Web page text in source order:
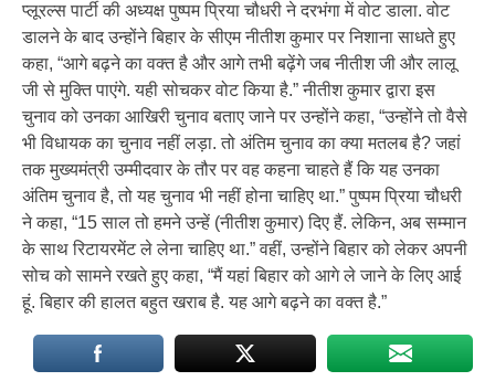
प्लूरल्स पार्टी की अध्यक्ष पुष्पम प्रिया चौधरी ने दरभंगा में वोट डाला. वोट
डालने के बाद उन्होंने बिहार के सीएम नीतीश कुमार पर निशाना साधते हुए
कहा, “आगे बढ़ने का वक्त है और आगे तभी बढ़ेंगे जब नीतीश जी और लालू
जी से मुक्ति पाएंगे. यही सोचकर वोट किया है.” नीतीश कुमार द्वारा इस
चुनाव को उनका आखिरी चुनाव बताए जाने पर उन्होंने कहा, “उन्होंने तो वैसे
भी विधायक का चुनाव नहीं लड़ा. तो अंतिम चुनाव का क्या मतलब है? जहां
तक मुख्यमंत्री उम्मीदवार के तौर पर वह कहना चाहते हैं कि यह उनका
अंतिम चुनाव है, तो यह चुनाव भी नहीं होना चाहिए था.” पुष्पम प्रिया चौधरी
ने कहा, “15 साल तो हमने उन्हें (नीतीश कुमार) दिए हैं. लेकिन, अब सम्मान
के साथ रिटायरमेंट ले लेना चाहिए था.” वहीं, उन्होंने बिहार को लेकर अपनी
सोच को सामने रखते हुए कहा, “मैं यहां बिहार को आगे ले जाने के लिए आई
हूं. बिहार की हालत बहुत खराब है. यह आगे बढ़ने का वक्त है.”